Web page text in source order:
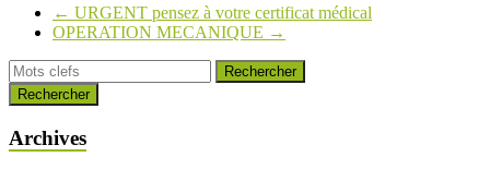
← URGENT pensez à votre certificat médical
OPERATION MECANIQUE →
Rechercher
Archives